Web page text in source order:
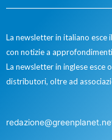
La newsletter in italiano esce
con notizie a
La newsletter in inglese esce
distributori, oltre ad